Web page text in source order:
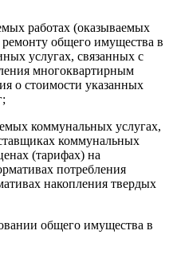
работах (оказываемых
общего имущества в
услугах, связанных с
многоквартирным
о стоимости указанных
коммунальных услугах,
коммунальных
(тарифах) на
потребления
накопления твердых
общего имущества в